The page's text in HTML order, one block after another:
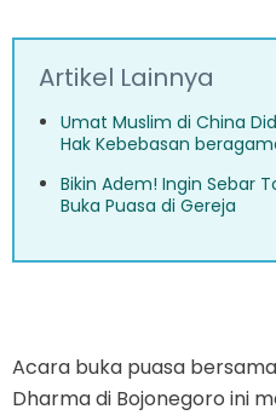
Artikel Lainnya
Umat Muslim di China
Hak Kebebasan
Bikin Adem! Ingin Sebar
Buka Puasa di Gereja
Acara buka puasa
Dharma di Bojonegoro ini